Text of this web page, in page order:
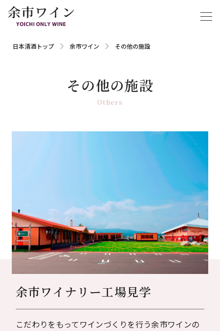
日本清酒トップ 余市ワイン その他の施設
その他の施設
Others
余市ワイナリー工場見学
こだわりをもってワインづくりを行う余市ワインの